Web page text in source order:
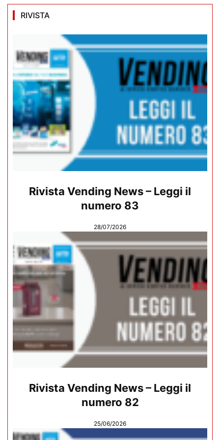
RIVISTA
Rivista Vending News – Leggi il
numero 83
28/07/2026
Rivista Vending News – Leggi il
numero 82
25/06/2026